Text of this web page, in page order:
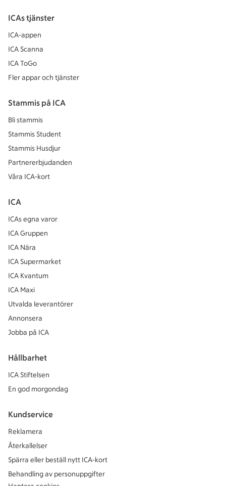
ICAs tjänster
ICA-appen
ICA Scanna
ICA ToGo
Fler appar och tjänster
Stammis på ICA
Bli stammis
Stammis Student
Stammis Husdjur
Partnererbjudanden
Våra ICA-kort
ICA
ICAs egna varor
ICA Gruppen
ICA Nära
ICA Supermarket
ICA Kvantum
ICA Maxi
Utvalda leverantörer
Annonsera
Jobba på ICA
Hållbarhet
ICA Stiftelsen
En god morgondag
Kundservice
Reklamera
Återkallelser
Spärra eller beställ nytt ICA-kort
Behandling av personuppgifter